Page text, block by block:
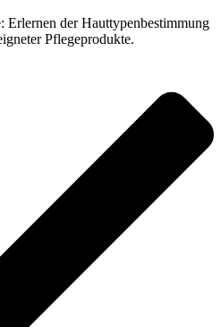
Erlernen der Hauttypenbestimmung
Pflegeprodukte.